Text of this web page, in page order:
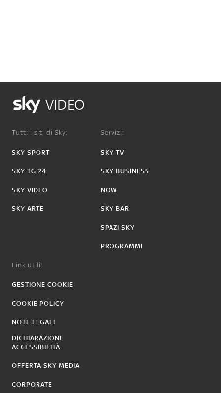
VIDEO
Tutti i siti di Sky:
SKY SPORT
SKY TG 24
SKY VIDEO
SKY ARTE
Servizi:
SKY TV
SKY BUSINESS
NOW
SKY BAR
SPAZI SKY
PROGRAMMI
Link utili:
GESTIONE COOKIE
COOKIE POLICY
NOTE LEGALI
DICHIARAZIONE
ACCESSIBILITÀ
OFFERTA SKY MEDIA
CORPORATE